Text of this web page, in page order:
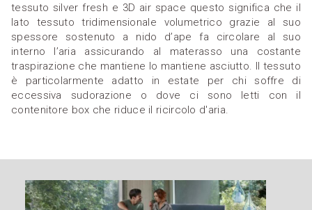
tessuto silver fresh e 3D air space questo significa che il
lato tessuto tridimensionale volumetrico grazie al suo
spessore sostenuto a nido d’ape fa circolare al suo
interno l’aria assicurando al materasso una costante
traspirazione che mantiene lo mantiene asciutto. Il tessuto
è particolarmente adatto in estate per chi soffre di
eccessiva sudorazione o dove ci sono letti con il
contenitore box che riduce il ricircolo d'aria.